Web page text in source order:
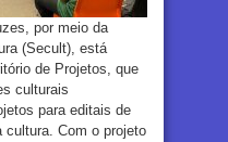
por meio da
(Secult), está
de Projetos, que
culturais
para editais de
Com o projeto